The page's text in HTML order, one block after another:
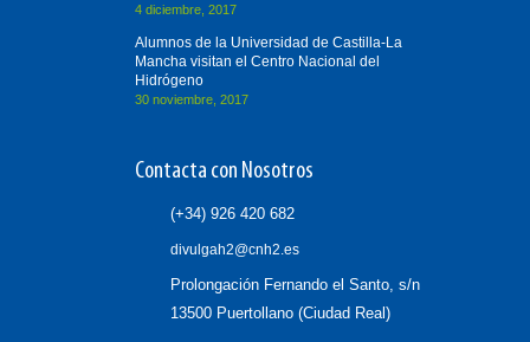
4 diciembre, 2017
Alumnos de la Universidad de Castilla-La
Mancha visitan el Centro Nacional del
Hidrógeno
30 noviembre, 2017
Contacta con Nosotros
(+34) 926 420 682
divulgah2@cnh2.es
Prolongación Fernando el Santo, s/n
13500 Puertollano (Ciudad Real)